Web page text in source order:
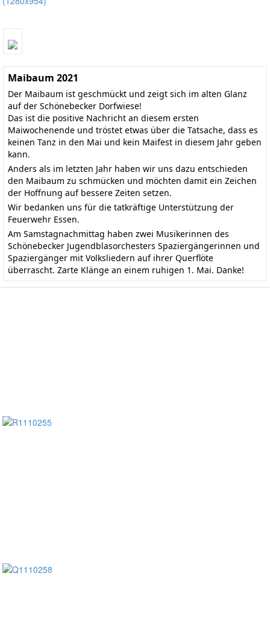
Maibaum 2021
Der Maibaum ist geschmückt und zeigt sich im alten Glanz
auf der Schönebecker Dorfwiese!
Das ist die positive Nachricht an diesem ersten
Maiwochenende und tröstet etwas über die Tatsache, dass es
keinen Tanz in den Mai und kein Maifest in diesem Jahr geben
kann.
Anders als im letzten Jahr haben wir uns dazu entschieden
den Maibaum zu schmücken und möchten damit ein Zeichen
der Hoffnung auf bessere Zeiten setzen.
Wir bedanken uns für die tatkräftige Unterstützung der
Feuerwehr Essen.
Am Samstagnachmittag haben zwei Musikerinnen des
Schönebecker Jugendblasorchesters Spaziergängerinnen und
Spaziergänger mit Volksliedern auf ihrer Querflöte
überrascht. Zarte Klänge an einem ruhigen 1. Mai. Danke!